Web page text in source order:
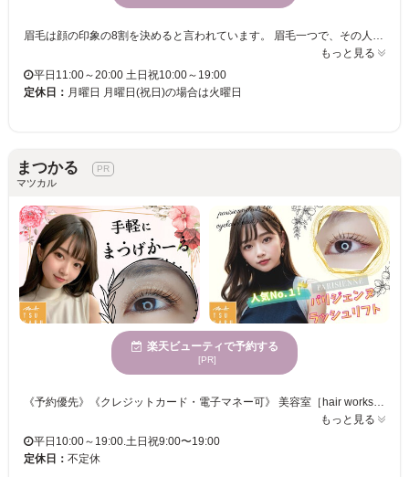
眉毛は顔の印象の8割を決めると言われています。 眉毛一つで、その人の雰囲気は、凛々しくもなり、優しくもなり、可愛くもなり、頼れる男らしくもなります。 私たちi’m （アイム） は、そんな重要なパーツである眉毛を、お客様の輪郭や自眉毛の特徴を活かして、似合う眉毛デザインをご提案いたします。 また、普段のメイクや、ファッション、なりたい雰囲気もお聞かせいただきながら、ご納得のいくデザインを、確かなアイブロウスキルで叶えさせて頂きます。 アイブロウデザインのエキスパートたちへ、是非一度ご相談下さい。 i’m（アイム）スタッフ一同、皆様のご来店を心からお待ちしております。
もっと見る
平日11:00～20:00 土日祝10:00～19:00
定休日： 月曜日 月曜日(祝日)の場合は火曜日
まつかる
マツカル
楽天ビューティで予約する
[PR]
《予約優先》《クレジットカード・電子マネー可》 美容室［hair works天］併設サロン◇ すっぴんでも気にならない温泉施設内にまつ毛パーマ専門店『まつかる』がOPENしました☆ 自まつ毛をより長く見せたい方にはパリジェンヌラッシュリフト 自然なカール感をオーダーメイドでご提案します☆ 韓国風束感仕上げも対応しております。お気軽にご相談ください♪ ご来店お待ちしております！
もっと見る
平日10:00～19:00.土日祝9:00〜19:00
定休日： 不定休